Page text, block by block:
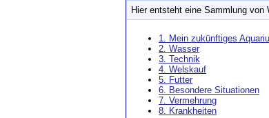
Hier entsteht eine Sammlung
1. Mein zukünftiges
2. Wasser
3. Technik
4. Welskauf
5. Futter
6. Besondere Situationen
7. Vermehrung
8. Krankheiten